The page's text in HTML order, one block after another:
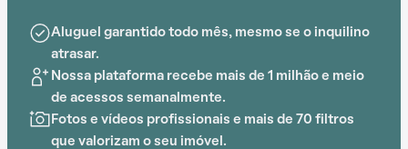
A proximidade com Creche Comunitária São
Lourenço, Escola Municipal Djalma Coutinho de
Oliveira, Unidade Municipal de Educação Infantil
Professora Marilza da Conceição Rocha Medina,
General Rondon, Escola Municipal Jacinta Medela e
Escola Municipal Maria de Lourdes Barbosa Santos
Aluguel garantido todo mês, mesmo se o inquilino
atrasar.
Nossa plataforma recebe mais de 1 milhão e meio
de acessos semanalmente.
Fotos e vídeos profissionais e mais de 70 filtros
que valorizam o seu imóvel.